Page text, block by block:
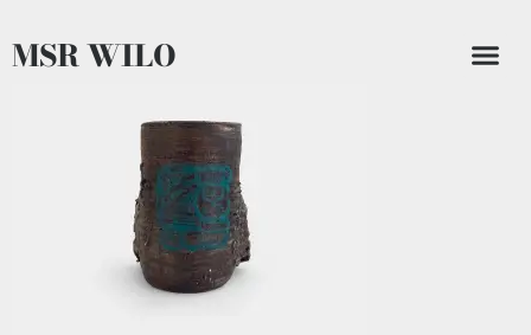
MSR WILO